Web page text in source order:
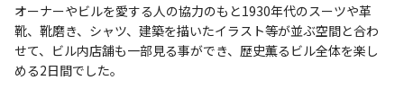
オーナーやビルを愛する人の協力のもと1930年代のスーツや革
靴、靴磨き、シャツ、建築を描いたイラスト等が並ぶ空間と合わ
せて、ビル内店舗も一部見る事ができ、歴史薫るビル全体を楽し
める2日間でした。